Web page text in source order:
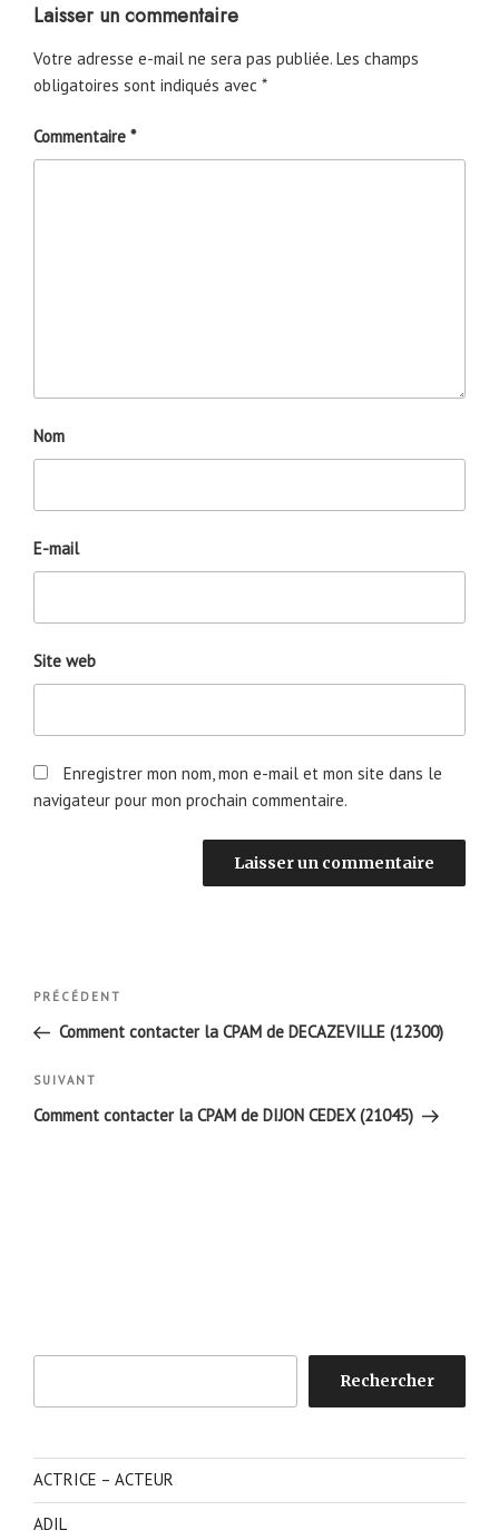
Laisser un commentaire
Votre adresse e-mail ne sera pas publiée. Les champs
obligatoires sont indiqués avec *
Commentaire *
Nom
E-mail
Site web
Enregistrer mon nom, mon e-mail et mon site dans le
navigateur pour mon prochain commentaire.
Navigation
l’article
Article
précédent
PRÉCÉDENT
Comment contacter la CPAM de DECAZEVILLE (12300)
Article
suivant
SUIVANT
Comment contacter la CPAM de DIJON CEDEX (21045)
Rechercher
ACTRICE – ACTEUR
ADIL